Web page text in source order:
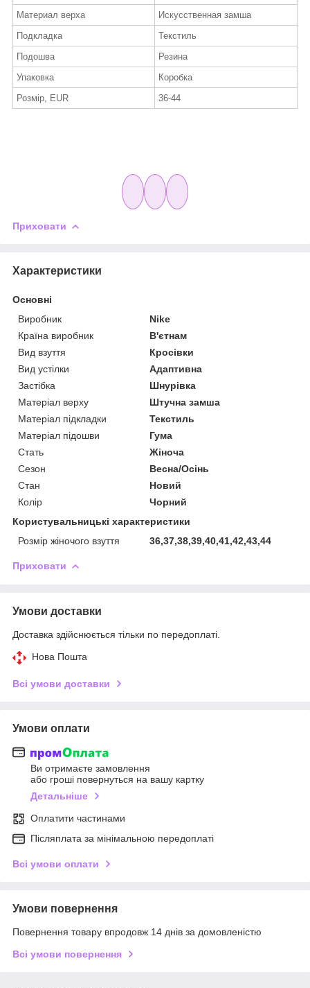
Материал верха
Искусственная замша
Подкладка
Текстиль
Подошва
Резина
Упаковка
Коробка
Розмір, EUR
36-44
Приховати
Характеристики
Основні
Виробник
Nike
Країна виробник
В'єтнам
Вид взуття
Кросівки
Вид устілки
Адаптивна
Застібка
Шнурівка
Матеріал верху
Штучна замша
Матеріал підкладки
Текстиль
Матеріал підошви
Гума
Стать
Жіноча
Сезон
Весна/Осінь
Стан
Новий
Колір
Чорний
Користувальницькі характеристики
Розмір жіночого взуття
36,37,38,39,40,41,42,43,44
Приховати
Умови доставки
Доставка здійснюється тільки по передоплаті.
Нова Пошта
Всі умови доставки
Умови оплати
Ви отримаєте замовлення
або гроші повернуться на вашу картку
Детальніше
Оплатити частинами
Післяплата за мінімальною передоплаті
Всі умови оплати
Умови повернення
Повернення товару впродовж 14 днів за домовленістю
Всі умови повернення